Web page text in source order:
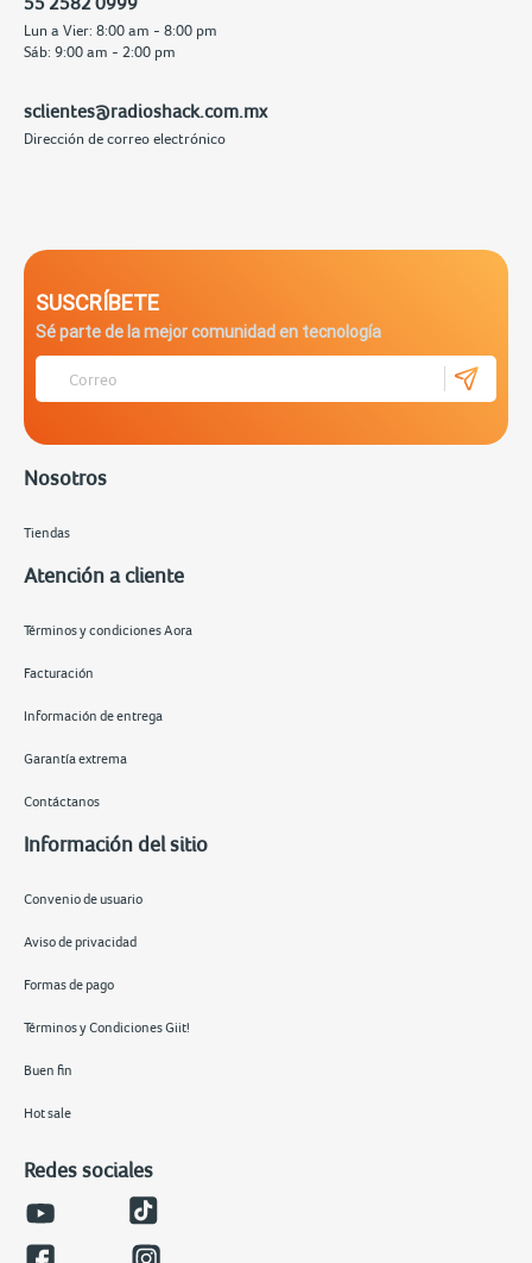
Lun a Vier: 8:00 am - 8:00 pm
Sáb: 9:00 am - 2:00 pm
sclientes@radioshack.com.mx
Dirección de correo electrónico
SUSCRÍBETE
Sé parte de la mejor comunidad en tecnología
Nosotros
Tiendas
Atención a cliente
Términos y condiciones Aora
Facturación
Información de entrega
Garantía extrema
Contáctanos
Información del sitio
Convenio de usuario
Aviso de privacidad
Formas de pago
Términos y Condiciones Giit!
Buen fin
Hot sale
Redes sociales